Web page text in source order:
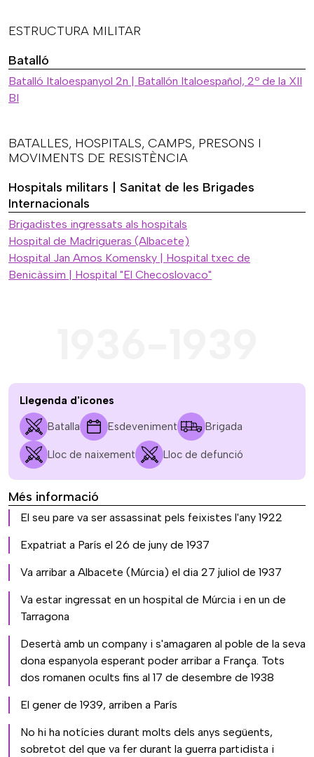
ESTRUCTURA MILITAR
Batalló
Batalló Italoespanyol 2n | Batallón Italoespañol, 2º de la XII
BI
BATALLES, HOSPITALS, CAMPS, PRESONS I
MOVIMENTS DE RESISTÈNCIA
Hospitals militars | Sanitat de les Brigades
Internacionals
Brigadistes ingressats als hospitals
Hospital de Madrigueras (Albacete)
Hospital Jan Amos Komensky | Hospital txec de
Benicàssim | Hospital "El Checoslovaco"
Llegenda d'icones
Batalla Esdeveniment Brigada
Lloc de naixement Lloc de defunció
Més informació
El seu pare va ser assassinat pels feixistes l'any 1922
Expatriat a París el 26 de juny de 1937
Va arribar a Albacete (Múrcia) el dia 27 juliol de 1937
Va estar ingressat en un hospital de Múrcia i en un de
Tarragona
Desertà amb un company i s'amagaren al poble de la seva
dona espanyola esperant poder arribar a França. Tots
dos romanen ocults fins al 17 de desembre de 1938
El gener de 1939, arriben a París
No hi ha notícies durant molts dels anys següents,
sobretot del que va fer durant la guerra partidista i